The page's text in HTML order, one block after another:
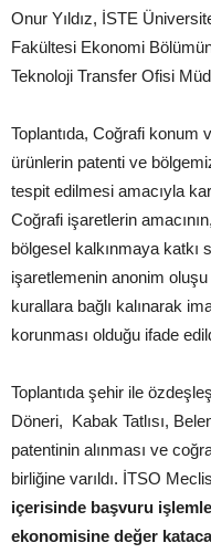
Onur Yıldız, İSTE
Fakültesi Ekonomi
Teknoloji Transfer Ofisi
Toplantıda, Coğrafi konum
ürünlerin patenti ve
tespit edilmesi amacıyla
Coğrafi işaretlerin
bölgesel kalkınmaya katkı
işaretlemenin anonim
kurallara bağlı kalınarak
korunması olduğu ifade
Toplantıda şehir ile
Döneri, Kabak Tatlısı,
patentinin alınması ve
birliğine varıldı. İTSO
içerisinde başvuru
ekonomisine değer